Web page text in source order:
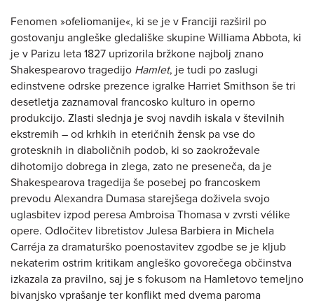
Fenomen »ofeliomanije«, ki se je v Franciji razširil po
gostovanju angleške gledališke skupine Williama Abbota, ki
je v Parizu leta 1827 uprizorila bržkone najbolj znano
Shakespearovo tragedijo Hamlet, je tudi po zaslugi
edinstvene odrske prezence igralke Harriet Smithson še tri
desetletja zaznamoval francosko kulturo in operno
produkcijo. Zlasti slednja je svoj navdih iskala v številnih
ekstremih – od krhkih in eteričnih žensk pa vse do
grotesknih in diaboličnih podob, ki so zaokroževale
dihotomijo dobrega in zlega, zato ne preseneča, da je
Shakespearova tragedija še posebej po francoskem
prevodu Alexandra Dumasa starejšega doživela svojo
uglasbitev izpod peresa Ambroisa Thomasa v zvrsti vélike
opere. Odločitev libretistov Julesa Barbiera in Michela
Carréja za dramaturško poenostavitev zgodbe se je kljub
nekaterim ostrim kritikam angleško govorečega občinstva
izkazala za pravilno, saj je s fokusom na Hamletovo temeljno
bivanjsko vprašanje ter konflikt med dvema paroma